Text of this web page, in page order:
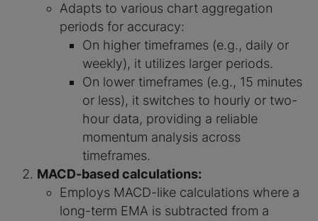
Adapts to various chart aggregation
periods for accuracy:
On higher timeframes (e.g., daily or
weekly), it utilizes larger periods.
On lower timeframes (e.g., 15 minutes
or less), it switches to hourly or two-
hour data, providing a reliable
momentum analysis across
timeframes.
MACD-based calculations:
Employs MACD-like calculations where a
long-term EMA is subtracted from a